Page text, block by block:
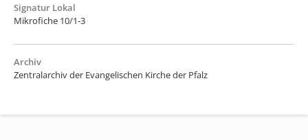
Signatur Lokal
Mikrofiche 10/1-3
Archiv
Zentralarchiv der Evangelischen Kirche der Pfalz